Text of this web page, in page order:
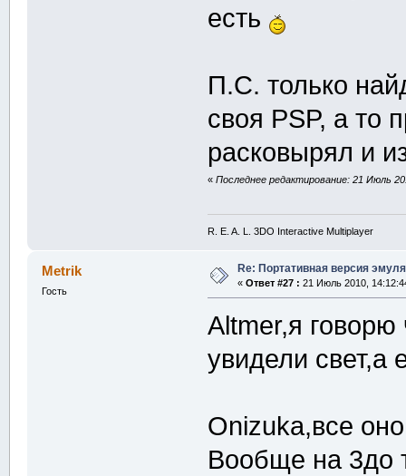
есть
П.С. только
своя PSP, а то
расковырял и
«Последнее редактирование: 21 Июль
R. E. A. L. 3DO Interactive Multiplayer
Metrik
Гость
Re: Портативная версия
« Ответ #27 : 21 Июль 2010,
Altmer,я говорю
увидели свет,а
Onizuka,все
Вообще на 3до